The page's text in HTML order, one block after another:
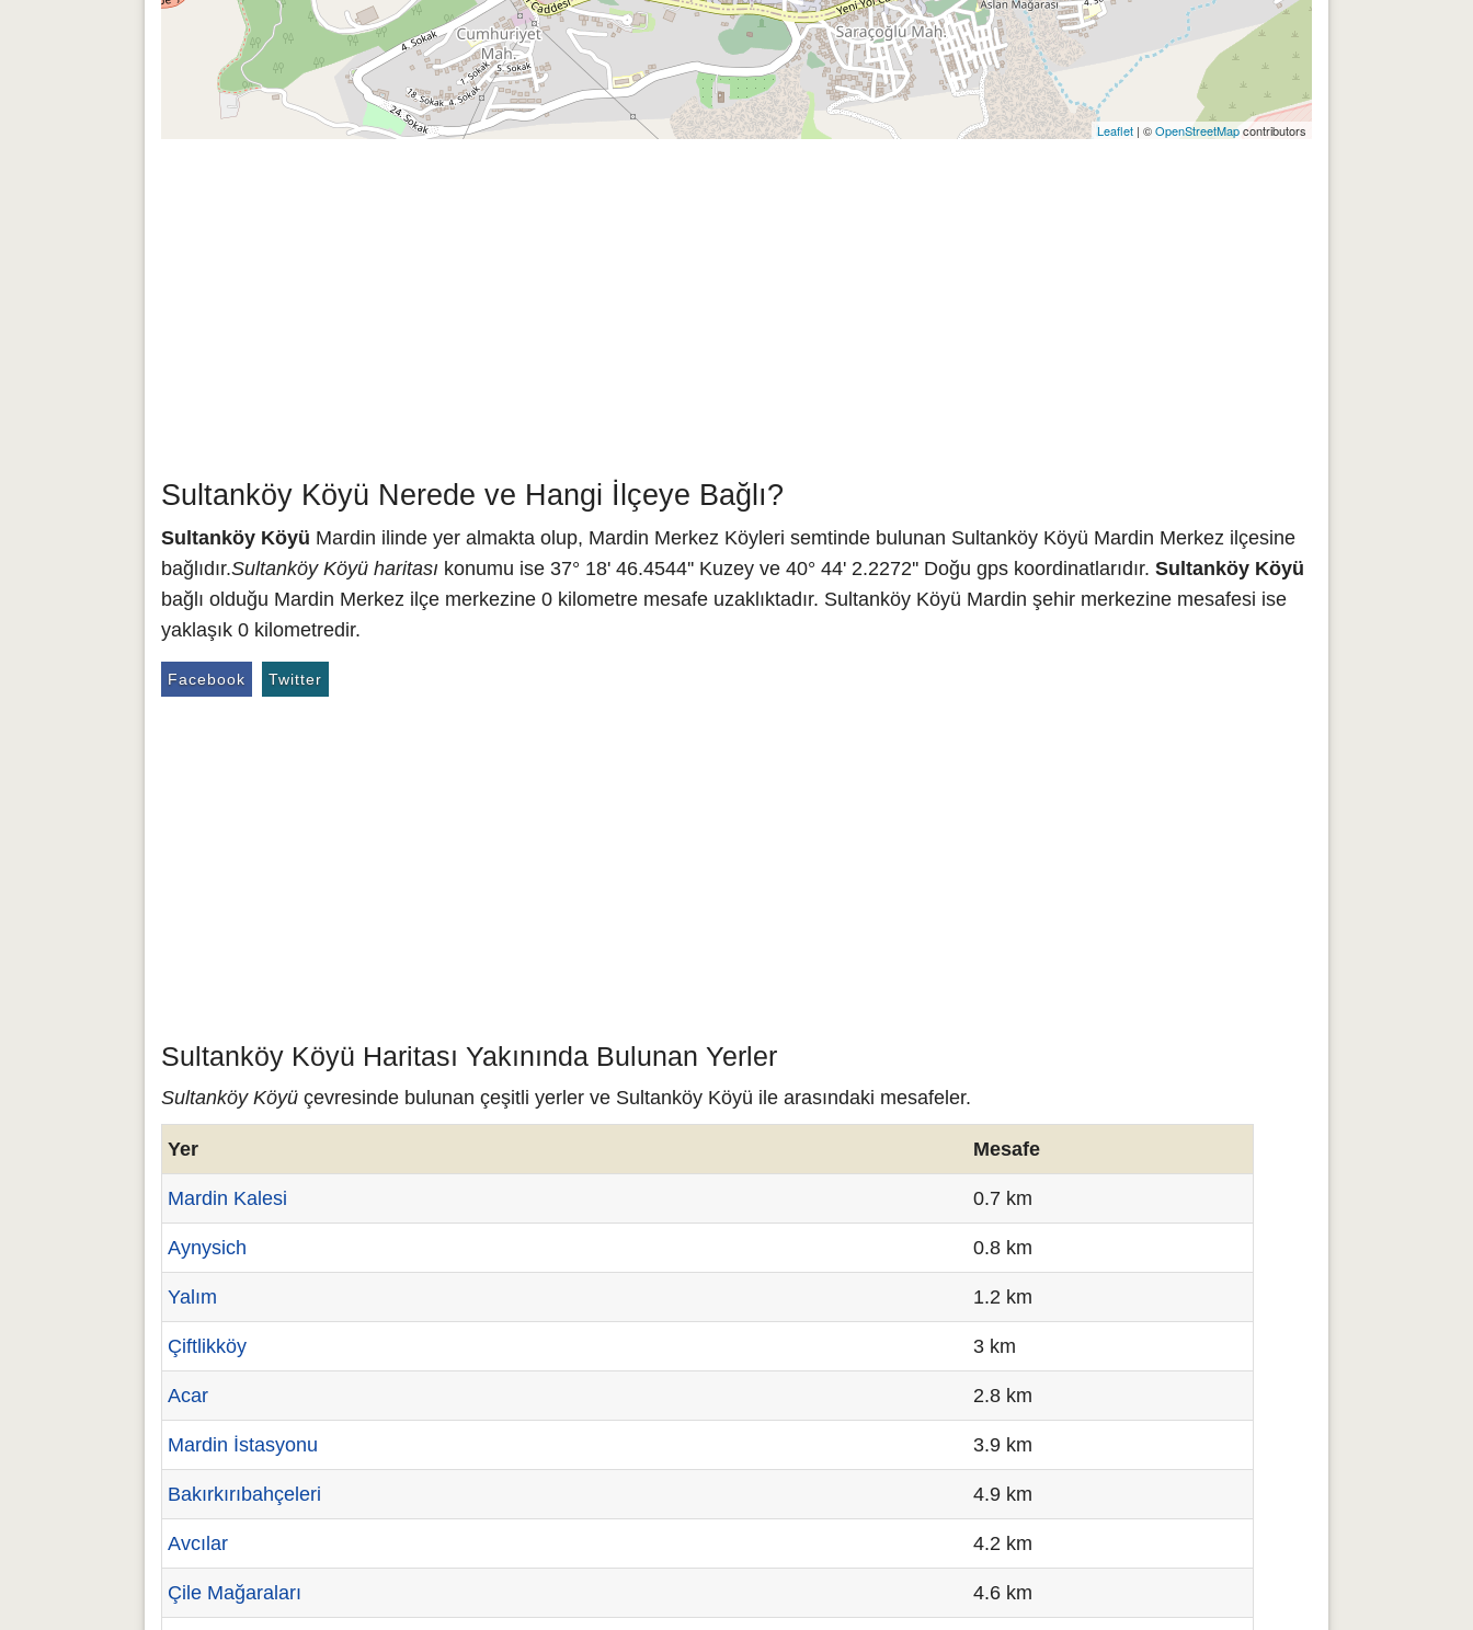
Leaflet | ©OpenStreetMapcontributors
Sultanköy Köyü Nerede ve Hangi İlçeye Bağlı?
Sultanköy Köyü Mardin ilinde yer almakta olup, Mardin Merkez Köyleri semtinde bulunan Sultanköy Köyü Mardin Merkez ilçesine
bağlıdır.Sultanköy Köyü haritası konumu ise 37° 18' 46.4544'' Kuzey ve 40° 44' 2.2272'' Doğu gps koordinatlarıdır. Sultanköy Köyü
bağlı olduğu Mardin Merkez ilçe merkezine 0 kilometre mesafe uzaklıktadır. Sultanköy Köyü Mardin şehir merkezine mesafesi ise
yaklaşık 0 kilometredir.
Facebook Twitter
Sultanköy Köyü Haritası Yakınında Bulunan Yerler
Sultanköy Köyü çevresinde bulunan çeşitli yerler ve Sultanköy Köyü ile arasındaki mesafeler.
Yer Mesafe
Mardin Kalesi 0.7 km
Aynysich 0.8 km
Yalım 1.2 km
Çiftlikköy 3 km
Acar 2.8 km
Mardin İstasyonu 3.9 km
Bakırkırıbahçeleri 4.9 km
Avcılar 4.2 km
Çile Mağaraları 4.6 km